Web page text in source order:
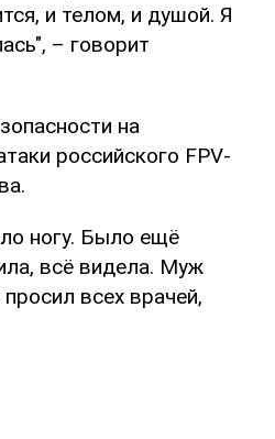
и телом, и душой. Я
– говорит
на
российского FPV-
ногу. Было ещё
всё видела. Муж
всех врачей,